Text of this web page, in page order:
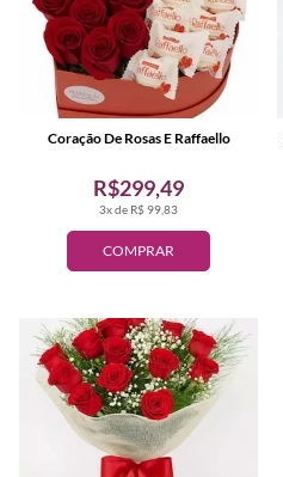
COMPRAR
3x de R$ 99,83
R$299,49
Coração De Rosas E Raffaello